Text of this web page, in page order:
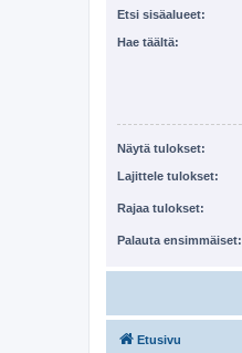
Etsi sisäalueet:
Hae täältä:
Näytä tulokset:
Lajittele tulokset:
Rajaa tulokset:
Palauta ensimmäiset:
Etusivu